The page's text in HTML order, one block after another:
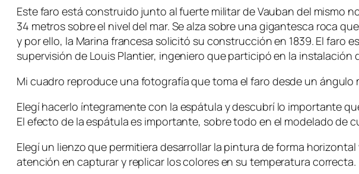
Este faro está construido junto al fuerte militar de Vauban del mismo
34 metros sobre el nivel del mar. Se alza sobre una gigantesca roca
y por ello, la Marina francesa solicitó su construcción en 1839. El faro
supervisión de Louis Plantier, ingeniero que participó en la instalación
Mi cuadro reproduce una fotografía que toma el faro desde un
Elegí hacerlo íntegramente con la espátula y descubrí lo importante
El efecto de la espátula es importante, sobre todo en el modelado de
Elegí un lienzo que permitiera desarrollar la pintura de forma
atención en capturar y replicar los colores en su temperatura correcta.